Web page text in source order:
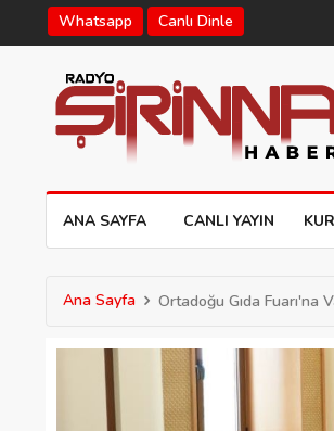
Whatsapp Canlı Dinle
ANA SAYFA CANLI YAYIN
Ana Sayfa Ortadoğu Gıda Fuarı'na